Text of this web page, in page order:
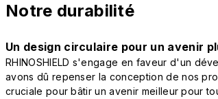
Notre durabilité
Un design circulaire pour un avenir
RHINOSHIELD s'engage en faveur d'un
avons dû repenser la conception de nos
cruciale pour bâtir un avenir meilleur pour